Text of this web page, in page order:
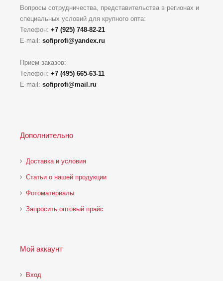
Вопросы сотрудничества, представительства в регионах и
специальных условий для крупного опта:
Телефон: +7 (925) 748-82-21
E-mail: sofiprofi@yandex.ru
Прием заказов:
Телефон: +7 (495) 665-63-11
E-mail: sofiprofi@mail.ru
Дополнительно
Доставка и условия
Статьи о нашей продукции
Фотоматериалы
Запросить оптовый прайс
Мой аккаунт
Вход